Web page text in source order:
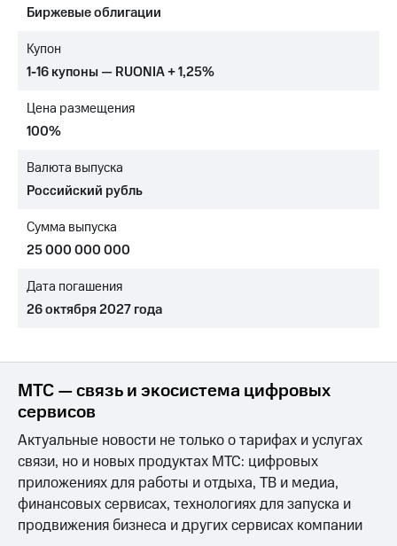
Достижения
Интервью
отчетность
Контакты
Новости
в
и акционерам
Корпоративное
Корпоративный
секретарь
Раскрытие
информации
Информация
акционерам
Документы
ПАО
"МТС"
Собрания
акционеров
Биржевые облигации
Купон
1-16 купоны — RUONIA + 1,25%
Цена размещения
100%
Валюта выпуска
Российский рубль
Сумма выпуска
25 000 000 000
Дата погашения
26 октября 2027 года
МТС — связь и экосистема цифровых
сервисов
Актуальные новости не только о тарифах и услугах
связи, но и новых продуктах МТС: цифровых
приложениях для работы и отдыха, ТВ и медиа,
финансовых сервисах, технологиях для запуска и
продвижения бизнеса и других сервисах компании